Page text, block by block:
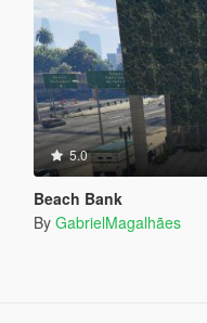
5.0
Beach Bank
By GabrielMagalhães